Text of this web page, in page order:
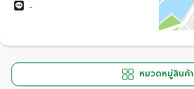
-
หมวดหมู่สินค้า